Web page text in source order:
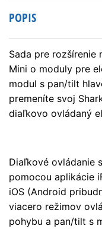
POPIS
Sada pre rozšírenie
Mini o moduly pre
modul s pan/tilt
premeníte svoj
diaľkovo ovládaný
Diaľkové ovládanie
pomocou aplikácie
iOS (Android
viacero režimov
pohybu a pan/tilt s